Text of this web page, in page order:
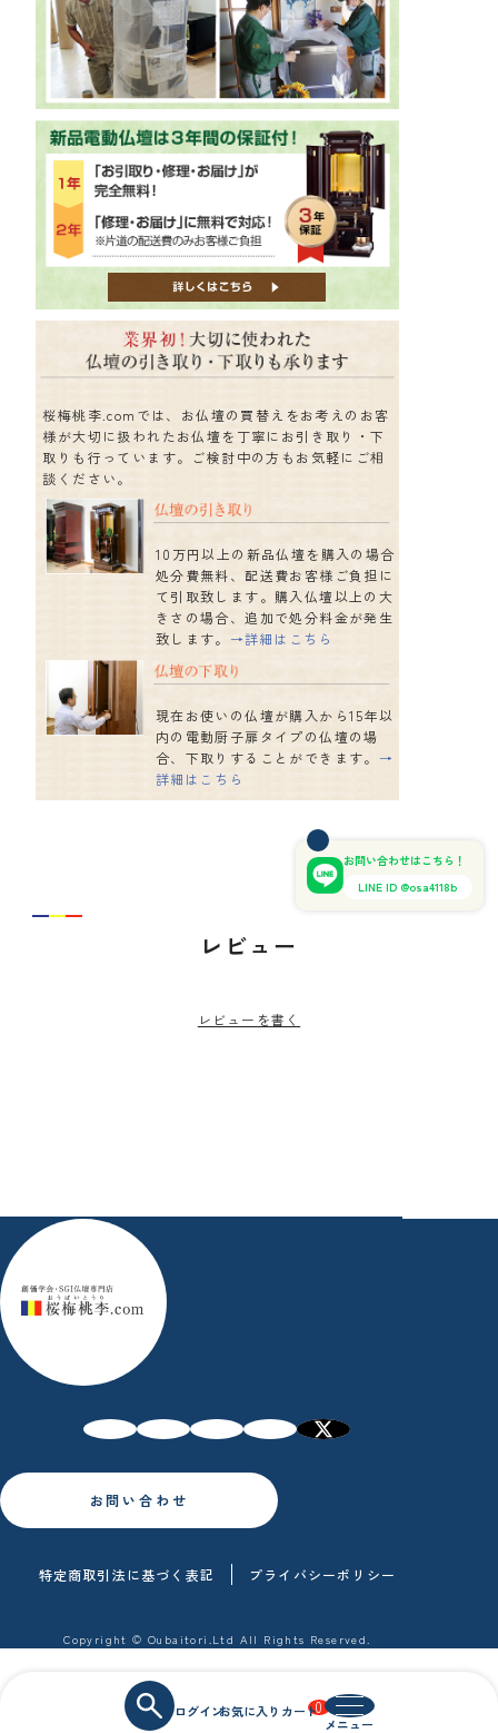
0
桜梅桃李.comでは、お仏壇の買替えをお考えのお客
様が大切に扱われたお仏壇を丁寧にお引き取り・下
取りも行っています。ご検討中の方もお気軽にご相
談ください。
10万円以上の新品仏壇を購入の場合
処分費無料、配送費お客様ご負担に
て引取致します。購入仏壇以上の大
きさの場合、追加で処分料金が発生
致します。 →詳細はこちら
現在お使いの仏壇が購入から15年以
内の電動厨子扉タイプの仏壇の場
合、下取りすることができます。 →
詳細はこちら
レビュー
レビューを書く
お問い合わせはこちら！
LINE ID @osa4118b
Copyright © Oubaitori.Ltd All Rights Reserved.
お問い合わせ
特定商取引法に基づく表記 プライバシーポリシー